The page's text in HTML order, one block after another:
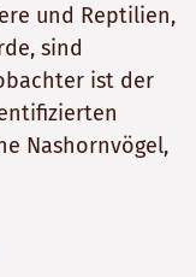
und Reptilien,
sind
ist der
Nashornvögel,